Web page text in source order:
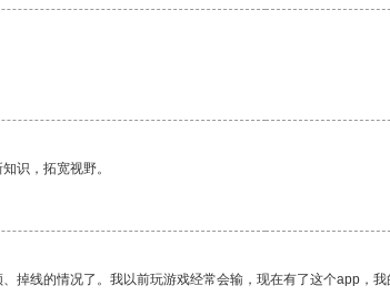
识，拓宽视野。
掉线的情况了。我以前玩游戏经常会输，现在有了这个app，我